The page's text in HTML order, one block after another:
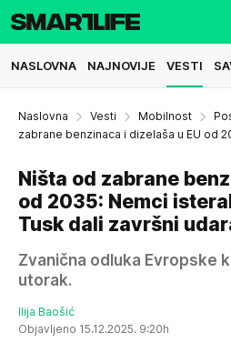
NASLOVNA NAJNOVIJE VESTI
Naslovna Vesti Mobilnost
zabrane benzinaca i dizelaša u EU od
Ništa od zabrane
od 2035: Nemci
Tusk dali završni
Zvanična odluka Evropske
utorak.
Ilija Baošić
Objavljeno 15.12.2025. 9:20h